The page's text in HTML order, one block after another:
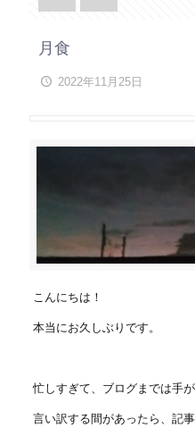
月食
2022年11月25日
こんにちは！
本当にお久しぶりです。
忙しすぎて、ブログまでは手
言い訳する間があったら、記